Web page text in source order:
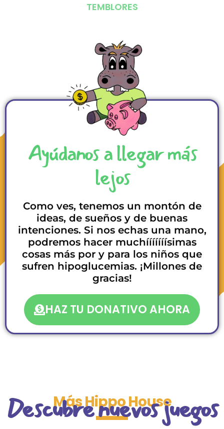
TEMBLORES
Ayúdanos a llegar más
lejos
Como ves, tenemos un montón de
ideas, de sueños y de buenas
intenciones. Si nos echas una mano,
podremos hacer muchííííííísimas
cosas más por y para los niños que
sufren hipoglucemias. ¡Millones de
gracias!
HAZ TU DONATIVO AHORA
Más Hippo House
Descubre nuevos juegos